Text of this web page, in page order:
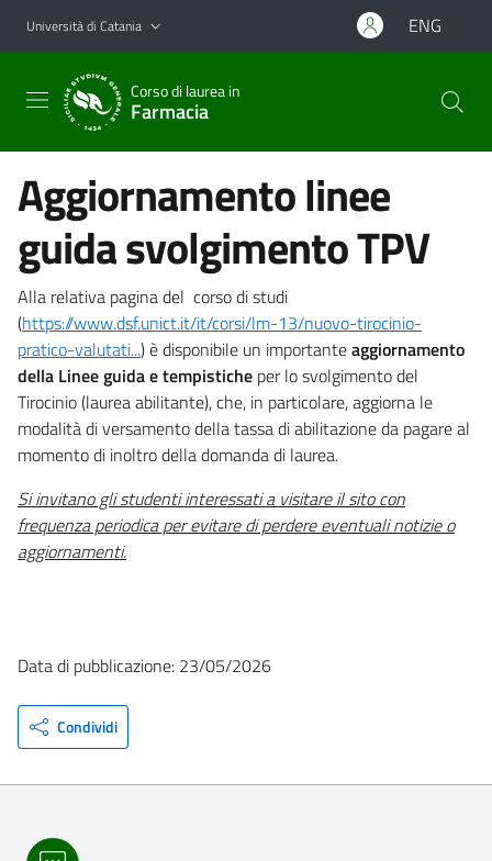
Vai al contenuto principale
Vai al menu di navigazione
Università di Catania ENG
Corso di laurea in
Farmacia
Aggiornamento linee
guida svolgimento TPV
Alla relativa pagina del corso di studi
(https://www.dsf.unict.it/it/corsi/lm-13/nuovo-tirocinio-
pratico-valutati...) è disponibile un importanteaggiornamento
della Linee guida e tempistiche per lo svolgimento del
Tirocinio (laurea abilitante), che, in particolare, aggiorna le
modalità di versamento della tassa di abilitazione da pagare al
momento di inoltro della domanda di laurea.
Si invitano gli studenti interessati a visitare il sito con
frequenza periodica per evitare di perdere eventuali notizie o
aggiornamenti.
Data di pubblicazione: 23/05/2026
Condividi